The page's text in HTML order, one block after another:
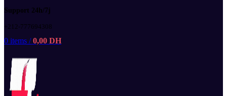
Support 24h/7j
+212-777694308
0 items / 0,00 DH